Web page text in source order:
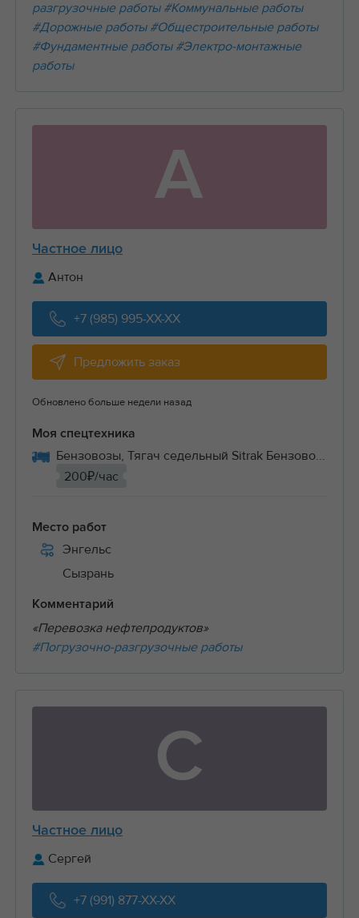
разгрузочные работы #Коммунальные работы
#Дорожные работы #Общестроительные работы
#Фундаментные работы #Электро-монтажные
работы
А
Частное лицо
Антон
+7 (985) 995-XX-XX
Предложить заказ
Обновлено больше недели назад
Моя спецтехника
Бензовозы, Тягач седельный Sitrak Бензово...
200₽/час
Место работ
Энгельс
Сызрань
Комментарий
«Перевозка нефтепродуктов»
#Погрузочно-разгрузочные работы
С
Частное лицо
Сергей
+7 (991) 877-XX-XX